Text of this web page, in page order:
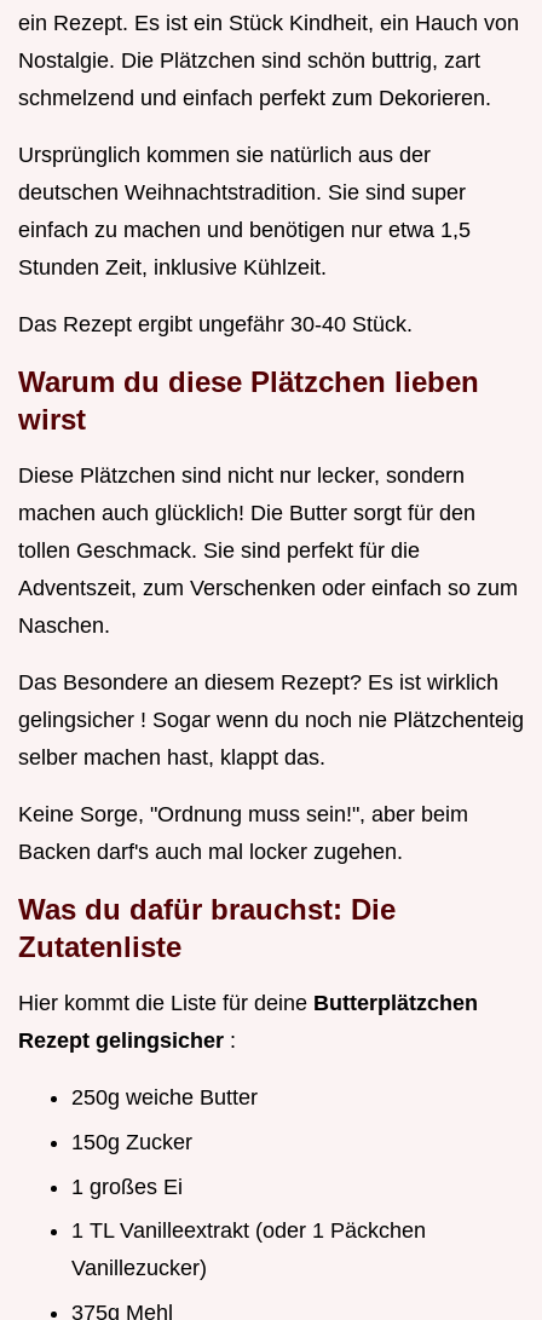
ein Rezept. Es ist ein Stück Kindheit, ein Hauch von
Nostalgie. Die Plätzchen sind schön buttrig, zart
schmelzend und einfach perfekt zum Dekorieren.
Ursprünglich kommen sie natürlich aus der
deutschen Weihnachtstradition. Sie sind super
einfach zu machen und benötigen nur etwa 1,5
Stunden Zeit, inklusive Kühlzeit.
Das Rezept ergibt ungefähr 30-40 Stück.
Warum du diese Plätzchen lieben
wirst
Diese Plätzchen sind nicht nur lecker, sondern
machen auch glücklich! Die Butter sorgt für den
tollen Geschmack. Sie sind perfekt für die
Adventszeit, zum Verschenken oder einfach so zum
Naschen.
Das Besondere an diesem Rezept? Es ist wirklich
gelingsicher ! Sogar wenn du noch nie Plätzchenteig
selber machen hast, klappt das.
Keine Sorge, "Ordnung muss sein!", aber beim
Backen darf's auch mal locker zugehen.
Was du dafür brauchst: Die
Zutatenliste
Hier kommt die Liste für deine Butterplätzchen
Rezept gelingsicher :
250g weiche Butter
150g Zucker
1 großes Ei
1 TL Vanilleextrakt (oder 1 Päckchen
Vanillezucker)
375g Mehl